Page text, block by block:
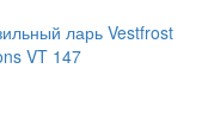
ларь Vestfrost
VT 147